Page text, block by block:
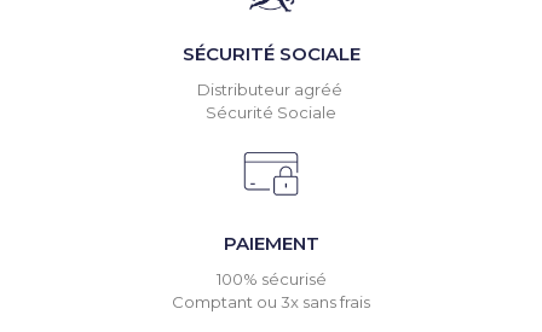
SÉCURITÉ SOCIALE
Distributeur agréé
Sécurité Sociale
PAIEMENT
100% sécurisé
Comptant ou 3x sans frais